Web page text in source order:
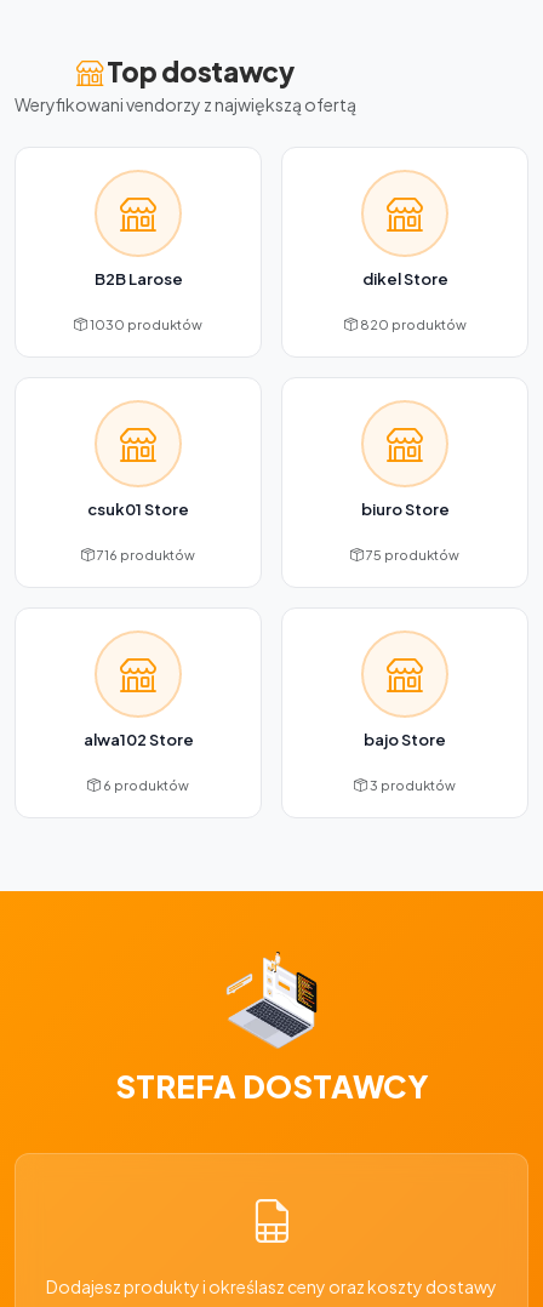
Top dostawcy
Weryfikowani vendorzy z największą ofertą
B2B Larose
1030 produktów
dikel Store
820 produktów
csuk01 Store
716 produktów
biuro Store
75 produktów
alwa102 Store
6 produktów
bajo Store
3 produktów
STREFA DOSTAWCY
Dodajesz produkty i określasz ceny oraz koszty dostawy